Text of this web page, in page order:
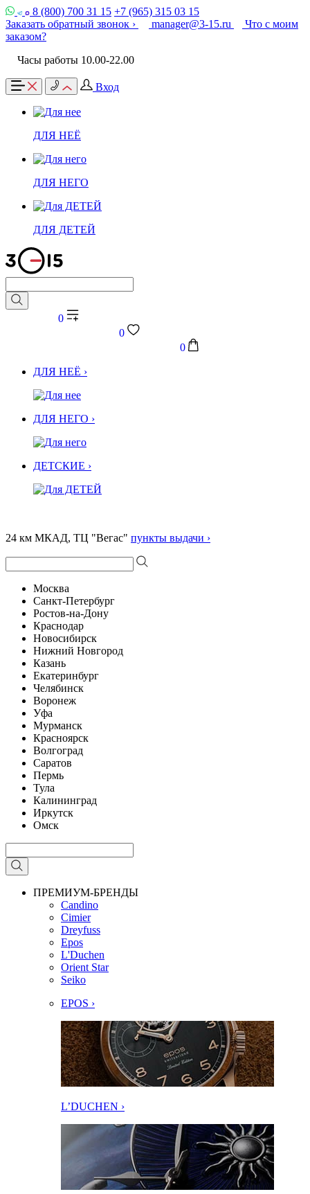
8 (800) 700 31 15 +7 (965) 315 03 15
Заказать обратный звонок ›
manager@3-15.ru
Что с моим
заказом?
Часы работы 10.00-22.00
Вход
ДЛЯ НЕЁ
ДЛЯ НЕГО
ДЛЯ ДЕТЕЙ
0
0
0
ДЛЯ НЕЁ ›
ДЛЯ НЕГО ›
ДЕТСКИЕ ›
24 км МКАД, ТЦ "Вегас" пункты выдачи ›
Москва
Санкт-Петербург
Ростов-на-Дону
Краснодар
Новосибирск
Нижний Новгород
Казань
Екатеринбург
Челябинск
Воронеж
Уфа
Мурманск
Красноярск
Волгоград
Саратов
Пермь
Тула
Калининград
Иркутск
Омск
ПРЕМИУМ-БРЕНДЫ
Candino
Cimier
Dreyfuss
Epos
L'Duchen
Orient Star
Seiko
EPOS ›
L’DUCHEN ›